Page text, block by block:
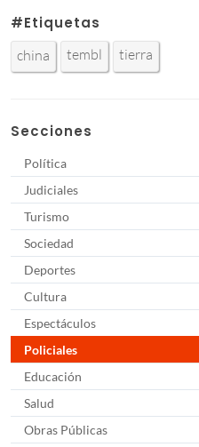
#Etiquetas
china tembl tierra
Secciones
Política
Judiciales
Turismo
Sociedad
Deportes
Cultura
Espectáculos
Policiales
Educación
Salud
Obras Públicas